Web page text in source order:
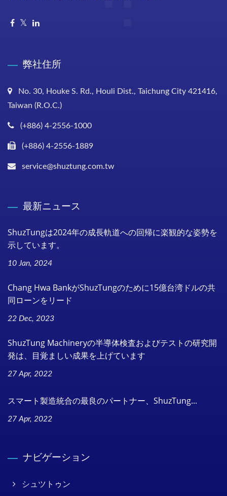
弊社住所
No. 30, Houke S. Rd., Houli Dist., Taichung City 421416,
Taiwan (R.O.C.)
(+886) 4-2556-1000
(+886) 4-2556-1889
service@shuztung.com.tw
最新ニュース
ShuzTungは2024年の成長軌道への回帰に楽観的な姿勢を
示しています。
10 Jan, 2024
Chang Hwa BankがShuzTungのために15億台湾ドルの共
同ローンをリード
22 Dec, 2023
ShuzTung Machineryの半導体検査およびテストの研究開
発は、目覚ましい成果を上げています
27 Apr, 2022
スマート製造統合の最良のパートナー、ShuzTung...
27 Apr, 2022
ナビゲーション
シュツトゥン